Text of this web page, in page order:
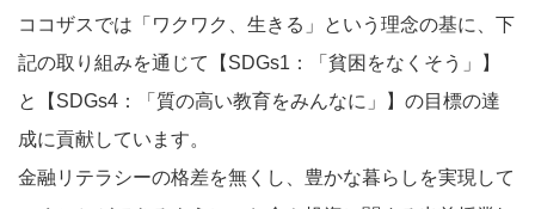
ココザスでは「ワクワク、生きる」という理念の基に、下
記の取り組みを通じて【SDGs1：「貧困をなくそう」】
と【SDGs4：「質の高い教育をみんなに」】の目標の達
成に貢献しています。
金融リテラシーの格差を無くし、豊かな暮らしを実現して